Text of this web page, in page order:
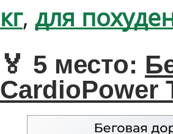
кг, для
🏅 5 место:
CardioPower